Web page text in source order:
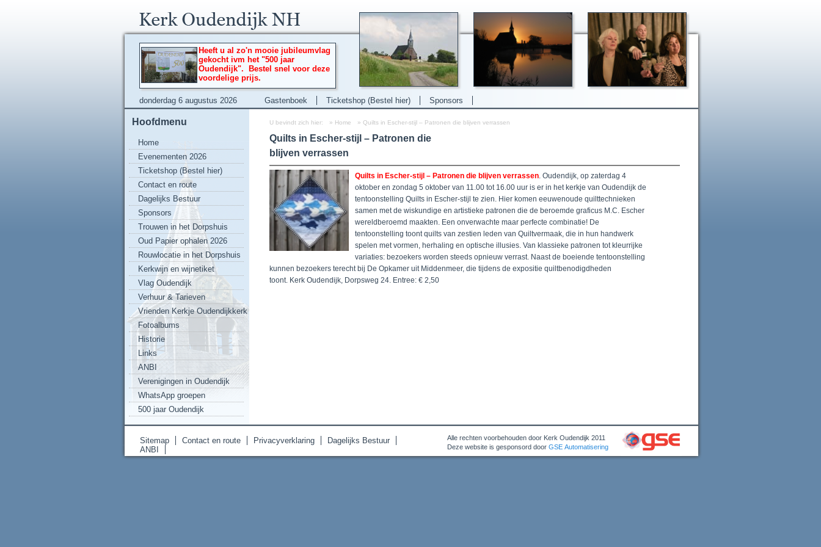
donderdag 6 augustus 2026 Gastenboek Ticketshop (Bestel hier) Sponsors
Heeft u al zo'n mooie jubileumvlag
gekocht ivm het "500 jaar
Oudendijk". Bestel snel voor deze
voordelige prijs.
Hoofdmenu
Home
Evenementen 2026
Ticketshop (Bestel hier)
Contact en route
Dagelijks Bestuur
Sponsors
Trouwen in het Dorpshuis
Oud Papier ophalen 2026
Rouwlocatie in het Dorpshuis
Kerkwijn en wijnetiket
Vlag Oudendijk
Verhuur & Tarieven
Vrienden Kerkje Oudendijkkerk
Fotoalbums
Historie
Links
ANBI
Verenigingen in Oudendijk
WhatsApp groepen
500 jaar Oudendijk
U bevindt zich hier: » Home » Quilts in Escher-stijl – Patronen die blijven verrassen
Quilts in Escher-stijl – Patronen die
blijven verrassen
Quilts in Escher-stijl – Patronen die blijven verrassen. Oudendijk, op zaterdag 4
oktober en zondag 5 oktober van 11.00 tot 16.00 uur is er in het kerkje van Oudendijk de
tentoonstelling Quilts in Escher-stijl te zien. Hier komen eeuwenoude quilttechnieken
samen met de wiskundige en artistieke patronen die de beroemde graficus M.C. Escher
wereldberoemd maakten. Een onverwachte maar perfecte combinatie! De
tentoonstelling toont quilts van zestien leden van Quiltvermaak, die in hun handwerk
spelen met vormen, herhaling en optische illusies. Van klassieke patronen tot kleurrijke
variaties: bezoekers worden steeds opnieuw verrast. Naast de boeiende tentoonstelling
kunnen bezoekers terecht bij De Opkamer uit Middenmeer, die tijdens de expositie quiltbenodigdheden
toont. Kerk Oudendijk, Dorpsweg 24. Entree: € 2,50
Sitemap Contact en route Privacyverklaring
Dagelijks Bestuur
ANBI
Alle rechten voorbehouden door Kerk Oudendijk 2011
Deze website is gesponsord doorGSE Automatisering